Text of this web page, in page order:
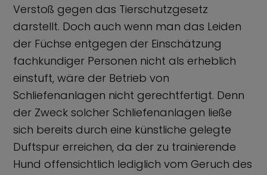
Verstoß gegen das Tierschutzgesetz
darstellt. Doch auch wenn man das Leiden
der Füchse entgegen der Einschätzung
fachkundiger Personen nicht als erheblich
einstuft, wäre der Betrieb von
Schliefenanlagen nicht gerechtfertigt. Denn
der Zweck solcher Schliefenanlagen ließe
sich bereits durch eine künstliche gelegte
Duftspur erreichen, da der zu trainierende
Hund offensichtlich lediglich vom Geruch des